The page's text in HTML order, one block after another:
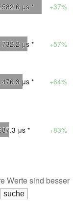
μs * +37%
μs * +57%
μs * +64%
μs * +83%
Werte sind besser